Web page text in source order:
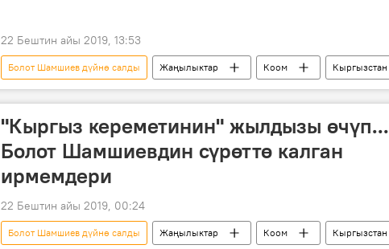
22 Бештин айы 2019, 13:53
Болот Шамшиев дүйнө салды Жаңылыктар Коом
Кыргызстан
Болот Шамшиев
режиссер
"Кыргыз кереметинин" жылдызы өчүп...
Болот Шамшиевдин сүрөттө калган
ирмемдери
22 Бештин айы 2019, 00:24
Болот Шамшиев дүйнө салды Жаңылыктар Коом Кыргызстан